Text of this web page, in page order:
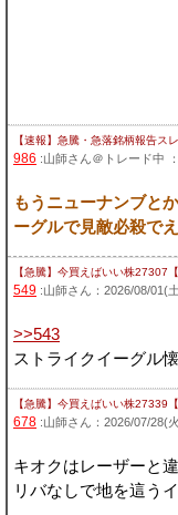
【速報】急騰・急落銘柄報告ス
986 :山師さん＠トレード中
もうニューナンブと
ーグルで見敵必殺で
【急騰】今買えばいい株27307
549 :山師さん：2026/08/01(
>>543
ストライクイーグル
【急騰】今買えばいい株27339【
678 :山師さん：2026/07/28(
キオクはレーザーと
リバなしで地を這う